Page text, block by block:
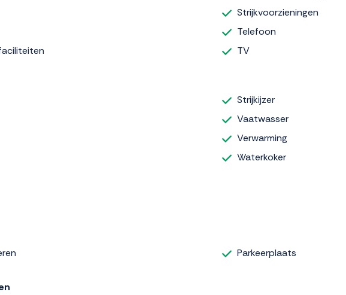
Strijkvoorzieningen
Telefoon
TV
Strijkijzer
Vaatwasser
Verwarming
Waterkoker
Parkeerplaats